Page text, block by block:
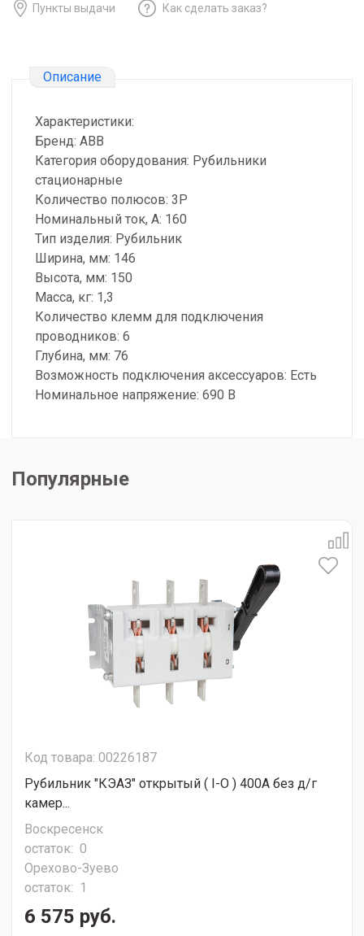
Пункты выдачи Как сделать заказ?
Описание
Характеристики:
Бренд: ABB
Категория оборудования: Рубильники
стационарные
Количество полюсов: 3P
Номинальный ток, А: 160
Тип изделия: Рубильник
Ширина, мм: 146
Высота, мм: 150
Масса, кг: 1,3
Количество клемм для подключения
проводников: 6
Глубина, мм: 76
Возможность подключения аксессуаров: Есть
Номинальное напряжение: 690 В
Популярные
Код товара: 00226187
Рубильник "КЭАЗ" открытый ( I-O ) 400А без д/г
камер...
Воскресенск
остаток: 0
Орехово-Зуево
остаток: 1
6 575 руб.